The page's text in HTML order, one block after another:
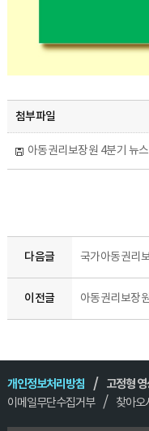
첨부파일
아동권리보장원 4분기 뉴
다음글 국가아동권리
이전글 아동권리보장
개인정보처리방침
고정형
이메일무단수집거부
찾아오